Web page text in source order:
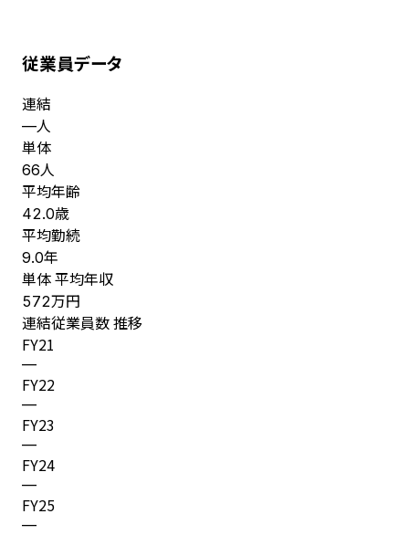
従業員データ
連結
—人
単体
66人
平均年齢
42.0歳
平均勤続
9.0年
単体 平均年収
572万円
連結従業員数 推移
FY21
—
FY22
—
FY23
—
FY24
—
FY25
—